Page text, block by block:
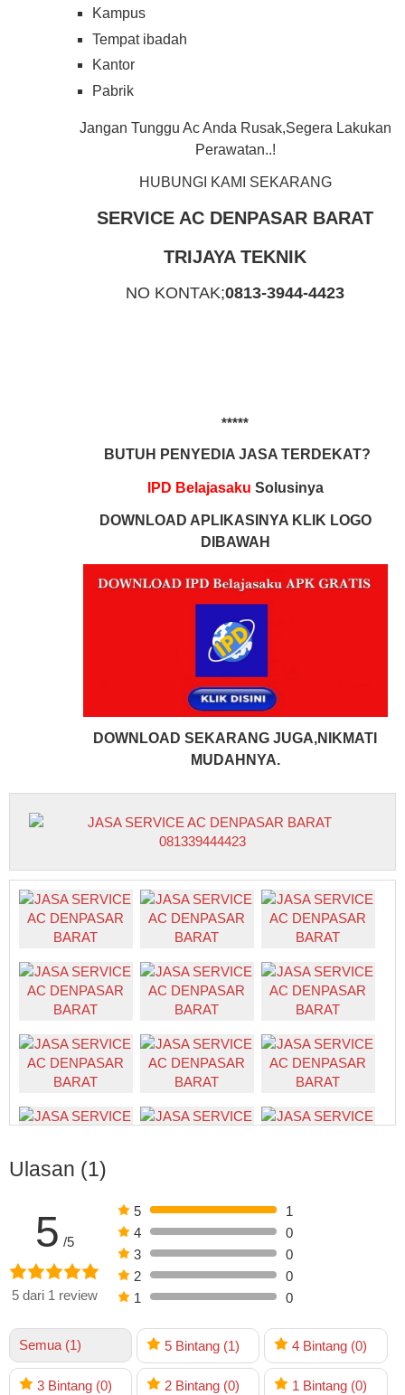
Kampus
Tempat ibadah
Kantor
Pabrik
Jangan Tunggu Ac Anda Rusak,Segera Lakukan
Perawatan..!
HUBUNGI KAMI SEKARANG
SERVICE AC DENPASAR BARAT
TRIJAYA TEKNIK
NO KONTAK;0813-3944-4423
*****
BUTUH PENYEDIA JASA TERDEKAT?
IPD Belajasaku Solusinya
DOWNLOAD APLIKASINYA KLIK LOGO
DIBAWAH
DOWNLOAD SEKARANG JUGA,NIKMATI
MUDAHNYA.
Ulasan (1)
5 /5
5 dari 1 review
5
1
4
0
3
0
2
0
1
0
Semua (1) 5 Bintang (1) 4 Bintang (0)
3 Bintang (0) 2 Bintang (0) 1 Bintang (0)